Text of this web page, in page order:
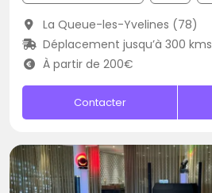
La Queue-les-Yvelines (78)
Déplacement jusqu’à 300 kms
À partir de 200€
Contacter